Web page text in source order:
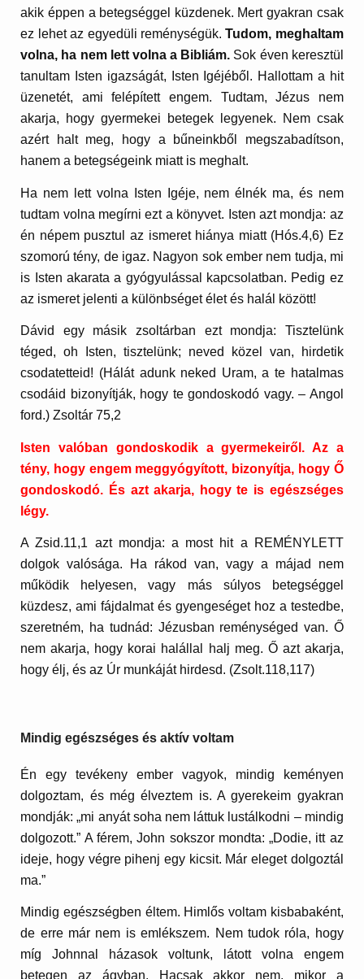
akik éppen a betegséggel küzdenek. Mert gyakran csak
ez lehet az egyedüli reménységük.Tudom, meghaltam
volna, ha nem lett volna a Bibliám. Sok éven keresztül
tanultam Isten igazságát, Isten Igéjéből. Hallottam a hit
üzenetét, ami felépített engem. Tudtam, Jézus nem
akarja, hogy gyermekei betegek legyenek. Nem csak
azért halt meg, hogy a bűneinkből megszabadítson,
hanem a betegségeink miatt is meghalt.
Ha nem lett volna Isten Igéje, nem élnék ma, és nem
tudtam volna megírni ezt a könyvet. Isten azt mondja: az
én népem pusztul az ismeret hiánya miatt (Hós.4,6) Ez
szomorú tény, de igaz. Nagyon sok ember nem tudja, mi
is Isten akarata a gyógyulással kapcsolatban. Pedig ez
az ismeret jelenti a különbséget élet és halál között!
Dávid egy másik zsoltárban ezt mondja: Tisztelünk
téged, oh Isten, tisztelünk; neved közel van, hirdetik
csodatetteid! (Hálát adunk neked Uram, a te hatalmas
csodáid bizonyítják, hogy te gondoskodó vagy. – Angol
ford.) Zsoltár 75,2
Isten valóban gondoskodik a gyermekeiről. Az a
tény, hogy engem meggyógyított, bizonyítja, hogy Ő
gondoskodó. És azt akarja, hogy te is egészséges
légy.
A Zsid.11,1 azt mondja: a most hit a REMÉNYLETT
dolgok valósága. Ha rákod van, vagy a májad nem
működik helyesen, vagy más súlyos betegséggel
küzdesz, ami fájdalmat és gyengeséget hoz a testedbe,
szeretném, ha tudnád: Jézusban reménységed van. Ő
nem akarja, hogy korai halállal halj meg. Ő azt akarja,
hogy élj, és az Úr munkáját hirdesd. (Zsolt.118,117)
Mindig egészséges és aktív voltam
Én egy tevékeny ember vagyok, mindig keményen
dolgoztam, és még élveztem is. A gyerekeim gyakran
mondják: „mi anyát soha nem láttuk lustálkodni – mindig
dolgozott.” A férem, John sokszor mondta: „Dodie, itt az
ideje, hogy végre pihenj egy kicsit. Már eleget dolgoztál
ma.”
Mindig egészségben éltem. Himlős voltam kisbabaként,
de erre már nem is emlékszem. Nem tudok róla, hogy
míg Johnnal házasok voltunk, látott volna engem
betegen az ágyban. Hacsak akkor nem, mikor a